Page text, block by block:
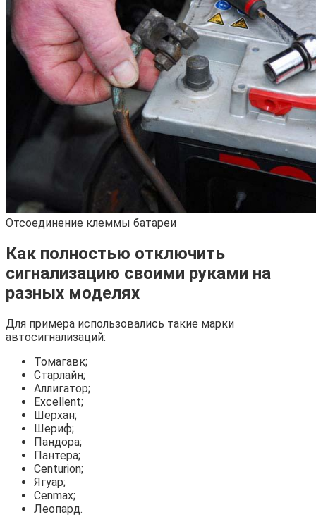
Отсоединение клеммы батареи
Как полностью отключить
сигнализацию своими руками на
разных моделях
Для примера использовались такие марки
автосигнализаций:
Томагавк;
Старлайн;
Аллигатор;
Еxcellent;
Шерхан;
Шериф;
Пандора;
Пантера;
Centurion;
Ягуар;
Cenmax;
Леопард.